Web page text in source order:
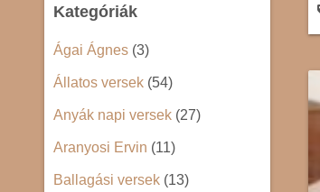
Kategóriák
Ágai Ágnes (3)
Állatos versek (54)
Anyák napi versek (27)
Aranyosi Ervin (11)
Ballagási versek (13)